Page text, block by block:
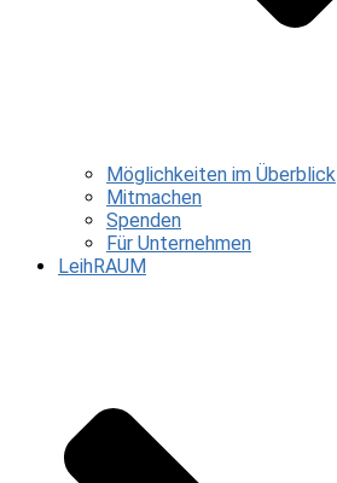
Möglichkeiten im Überblick
Mitmachen
Spenden
Für Unternehmen
LeihRAUM